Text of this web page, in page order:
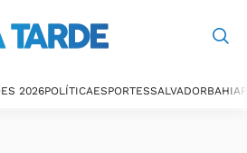
2026POLÍTICAESPORTESSALVADORBAHIA